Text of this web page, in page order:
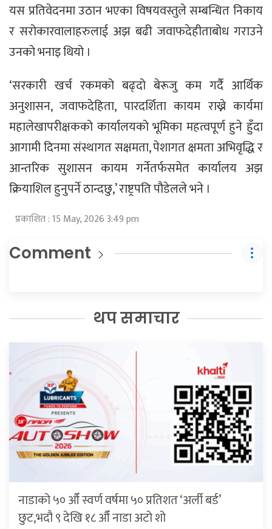
यस प्रतिवेदनमा उठान भएका विषयवस्तुले सम्बन्धित निकाय
र सरोकारवालाहरुलाई अझ बढी जवाफदेहीताबोध गराउने
उनको भनाइ थियो ।
‘सरकारी खर्च रकमको बढ्दो बेरूजु कम गर्दै आर्थिक
अनुशासन, जवाफदेहिता, पारदर्शिता कायम राख्ने कार्यमा
महालेखापरीक्षकको कार्यालयको भूमिका महत्वपूर्ण हुने हुँदा
आगामी दिनमा संस्थागत सक्षमता, पेशागत क्षमता अभिवृद्धि र
आन्तरिक सुशासन कायम गर्नेतर्फसमेत कार्यालय अझ
क्रियाशिल हुनुपर्ने ठान्दछु,’ राष्ट्रपति पौडेलले भने ।
प्रकाशित : 15 May, 2026 3:49 pm
Comment
थप समाचार
नाडाको ५० औँ स्वर्ण वर्षमा ५० प्रतिशत ‘अर्ली बर्ड’
छुट,भदौ ९ देखि १८ औँ नाडा अटो शो